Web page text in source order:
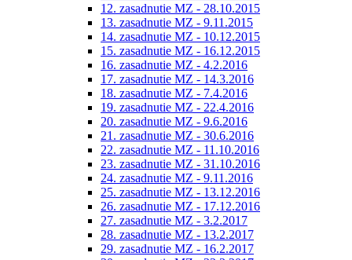
12. zasadnutie MZ - 28.10.2015
13. zasadnutie MZ - 9.11.2015
14. zasadnutie MZ - 10.12.2015
15. zasadnutie MZ - 16.12.2015
16. zasadnutie MZ - 4.2.2016
17. zasadnutie MZ - 14.3.2016
18. zasadnutie MZ - 7.4.2016
19. zasadnutie MZ - 22.4.2016
20. zasadnutie MZ - 9.6.2016
21. zasadnutie MZ - 30.6.2016
22. zasadnutie MZ - 11.10.2016
23. zasadnutie MZ - 31.10.2016
24. zasadnutie MZ - 9.11.2016
25. zasadnutie MZ - 13.12.2016
26. zasadnutie MZ - 17.12.2016
27. zasadnutie MZ - 3.2.2017
28. zasadnutie MZ - 13.2.2017
29. zasadnutie MZ - 16.2.2017